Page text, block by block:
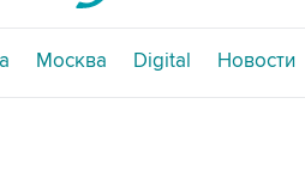
Москва Digital Новости